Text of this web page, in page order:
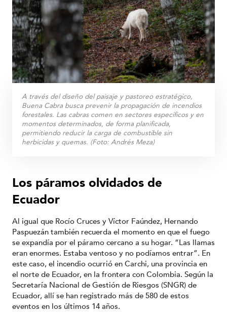
A través del diseño del paisaje y pastoreo estratégico,
Buena Cabra busca prevenir la propagación de incendios
forestales. Las cabras comen en sectores específicos y en
momentos determinados, de forma planificada,
permitiendo reducir la carga de combustible sin
herbicidas y quemas. (Foto: Andrés Meza)
Los páramos olvidados de
Ecuador
Al igual que Rocío Cruces y Víctor Faúndez, Hernando
Paspuezán también recuerda el momento en que el fuego
se expandía por el páramo cercano a su hogar. “Las llamas
eran enormes. Estaba ventoso y no podíamos entrar”. En
este caso, el incendio ocurrió en Carchi, una provincia en
el norte de Ecuador, en la frontera con Colombia. Según la
Secretaría Nacional de Gestión de Riesgos (SNGR) de
Ecuador, allí se han registrado más de 580 de estos
eventos en los últimos 14 años.